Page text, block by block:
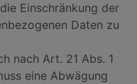
Einschränkung der
Daten zu
nach Art. 21 Abs. 1
eine Abwägung